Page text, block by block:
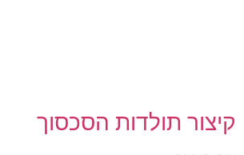
קיצור תולדות הסכסוך